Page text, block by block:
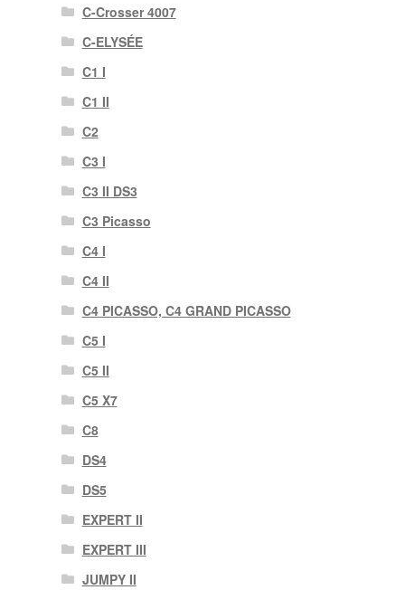
C-Crosser 4007
C-ELYSÉE
C1 I
C1 II
C2
C3 I
C3 II DS3
C3 Picasso
C4 I
C4 II
C4 PICASSO, C4 GRAND PICASSO
C5 I
C5 II
C5 X7
C8
DS4
DS5
EXPERT II
EXPERT III
JUMPY II